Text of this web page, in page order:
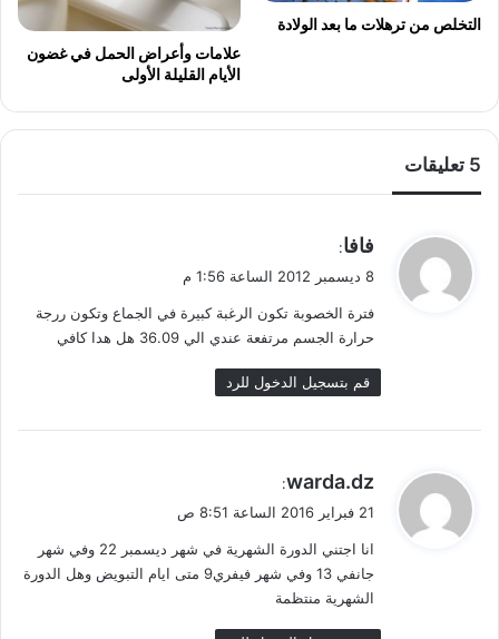
التخلص من ترهلات ما بعد الولادة
علامات وأعراض الحمل في غضون
الأيام القليلة الأولى
‫5 تعليقات
ي
ق
ل
فافا:
8 ديسمبر 2012 الساعة 1:56 م
فترة الخصوبة تكون الرغبة كبيرة في الجماع وتكون ررجة
حرارة الجسم مرتفعة عندي الي 36.09 هل هدا كافي
قم بتسجيل الدخول للرد
ي
ق
ل
warda.dz
:
21 فبراير 2016 الساعة 8:51 ص
انا اجتني الدورة الشهرية في شهر ديسمبر 22 وفي شهر
جانفي 13 وفي شهر فيفري9 متى ايام التبويض وهل الدورة
الشهرية منتظمة